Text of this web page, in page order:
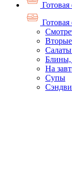
Готовая
Готовая
Салаты
Блины,
На
Супы